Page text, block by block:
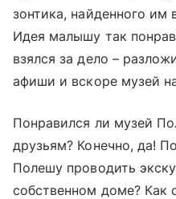
зонтика, найденного им
Идея малышу так
взялся за дело –
афиши и вскоре музей
Понравился ли музей
друзьям? Конечно, да!
Полешу проводить
собственном доме? Как